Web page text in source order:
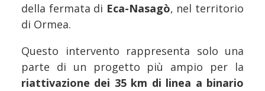
della fermata di Eca-Nasagò, nel territorio
di Ormea.
Questo intervento rappresenta solo una
parte di un progetto più ampio per la
riattivazione dei 35 km di linea a binario